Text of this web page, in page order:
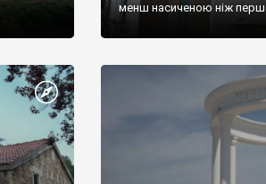
менш насиченою ніж